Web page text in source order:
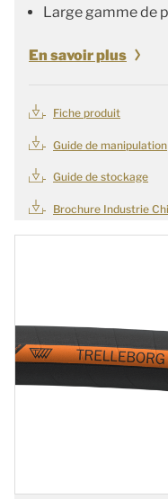
Large gamme de
En savoir plus
Fiche produit
Guide de manipulation
Guide de stockage
Brochure Industrie